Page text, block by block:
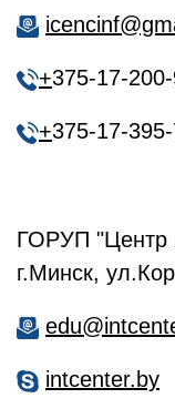
+375-17-
+375-17-
ГОРУП "Центр
г.Минск,
intcenter.by